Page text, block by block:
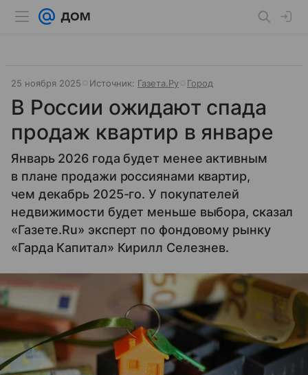
25 ноября 2025 Источник: Газета.Ру Город
В России ожидают спада
продаж квартир в январе
Январь 2026 года будет менее активным
в плане продажи россиянами квартир,
чем декабрь 2025-го. У покупателей
недвижимости будет меньше выбора, сказал
«Газете.Ru» эксперт по фондовому рынку
«Гарда Капитал» Кирилл Селезнев.